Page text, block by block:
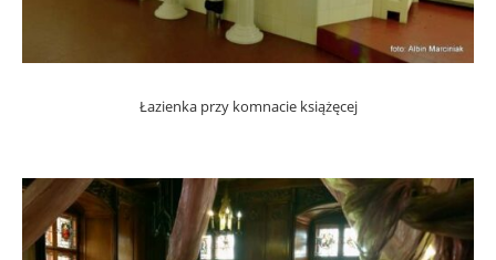
Łazienka przy komnacie książęcej